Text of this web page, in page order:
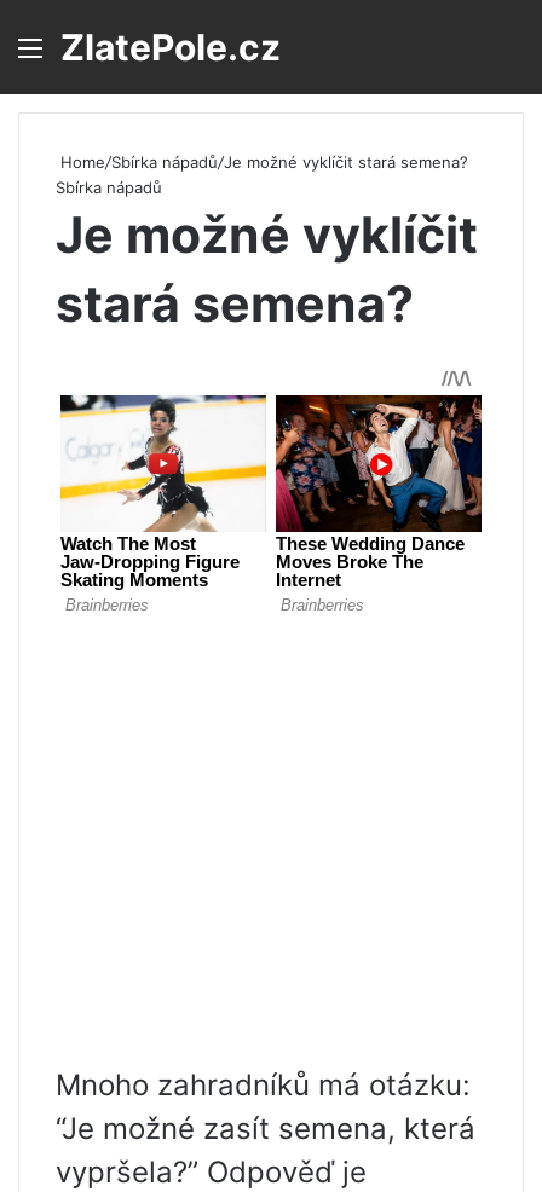
Menu
ZlatePole.cz
Home/Sbírka nápadů/Je možné vyklíčit stará semena?
Sbírka nápadů
Je možné vyklíčit
stará semena?
Mnoho zahradníků má otázku:
“Je možné zasít semena, která
vypršela?” Odpověď je